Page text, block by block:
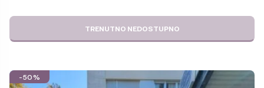
25,99 €.
TRENUTNO NEDOSTUPNO
-50%